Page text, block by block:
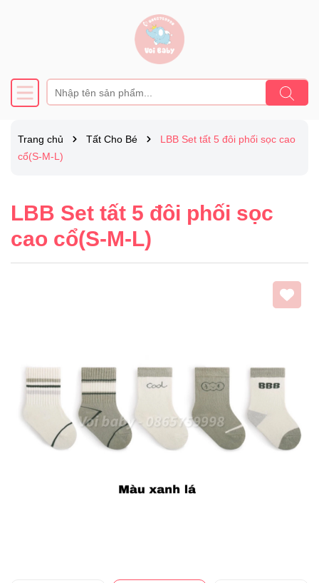
Trang chủ Tất Cho Bé
LBB Set tất 5 đôi phối sọc cao
cổ(S-M-L)
LBB Set tất 5 đôi phối sọc
cao cổ(S-M-L)